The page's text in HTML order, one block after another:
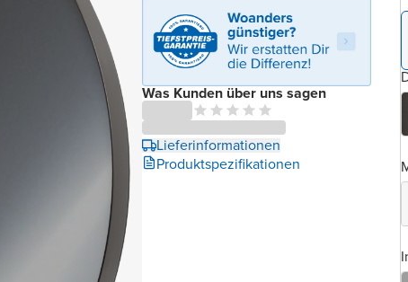
Was Kunden über uns sagen
Lieferinformationen
Produktspezifikationen